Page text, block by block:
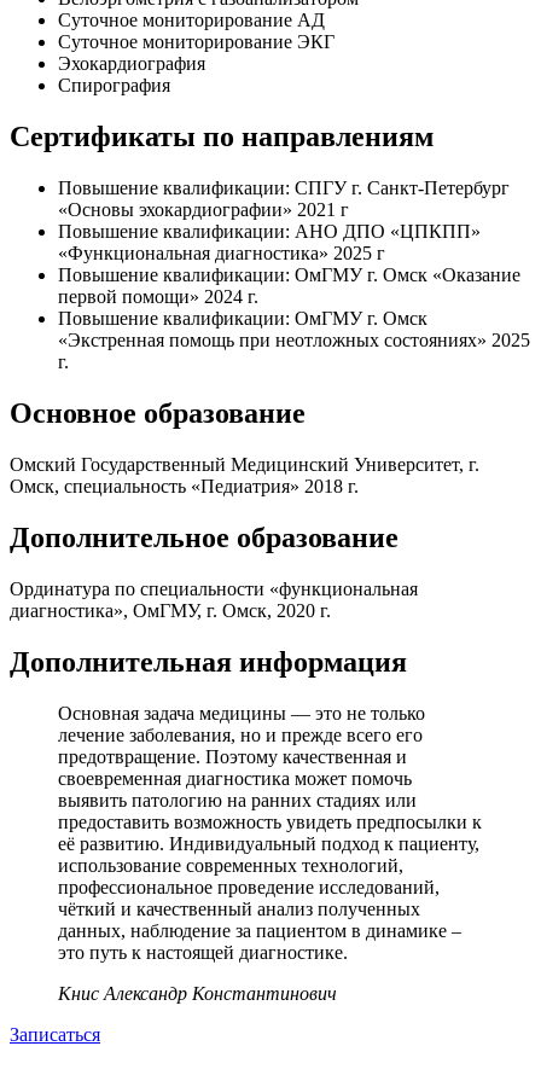
Суточное мониторирование АД
Суточное мониторирование ЭКГ
Эхокардиография
Спирография
Сертификаты по направлениям
Повышение квалификации: СПГУ г. Санкт-Петербург
«Основы эхокардиографии» 2021 г
Повышение квалификации: АНО ДПО «ЦПКПП»
«Функциональная диагностика» 2025 г
Повышение квалификации: ОмГМУ г. Омск «Оказание
первой помощи» 2024 г.
Повышение квалификации: ОмГМУ г. Омск
«Экстренная помощь при неотложных состояниях» 2025
г.
Основное образование
Омский Государственный Медицинский Университет, г.
Омск, специальность «Педиатрия» 2018 г.
Дополнительное образование
Ординатура по специальности «функциональная
диагностика», ОмГМУ, г. Омск, 2020 г.
Дополнительная информация
Основная задача медицины — это не только
лечение заболевания, но и прежде всего его
предотвращение. Поэтому качественная и
своевременная диагностика может помочь
выявить патологию на ранних стадиях или
предоставить возможность увидеть предпосылки к
её развитию. Индивидуальный подход к пациенту,
использование современных технологий,
профессиональное проведение исследований,
чёткий и качественный анализ полученных
данных, наблюдение за пациентом в динамике –
это путь к настоящей диагностике.
Книс Александр Константинович
Записаться